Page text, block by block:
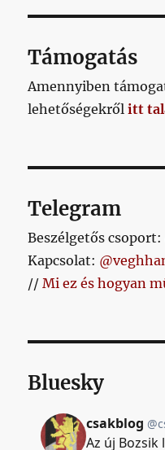
Támogatás
Amennyiben
lehetőségekrőlitt
Telegram
Beszélgetős csoport:
Kapcsolat:
//Mi ez és hogyan
Bluesky